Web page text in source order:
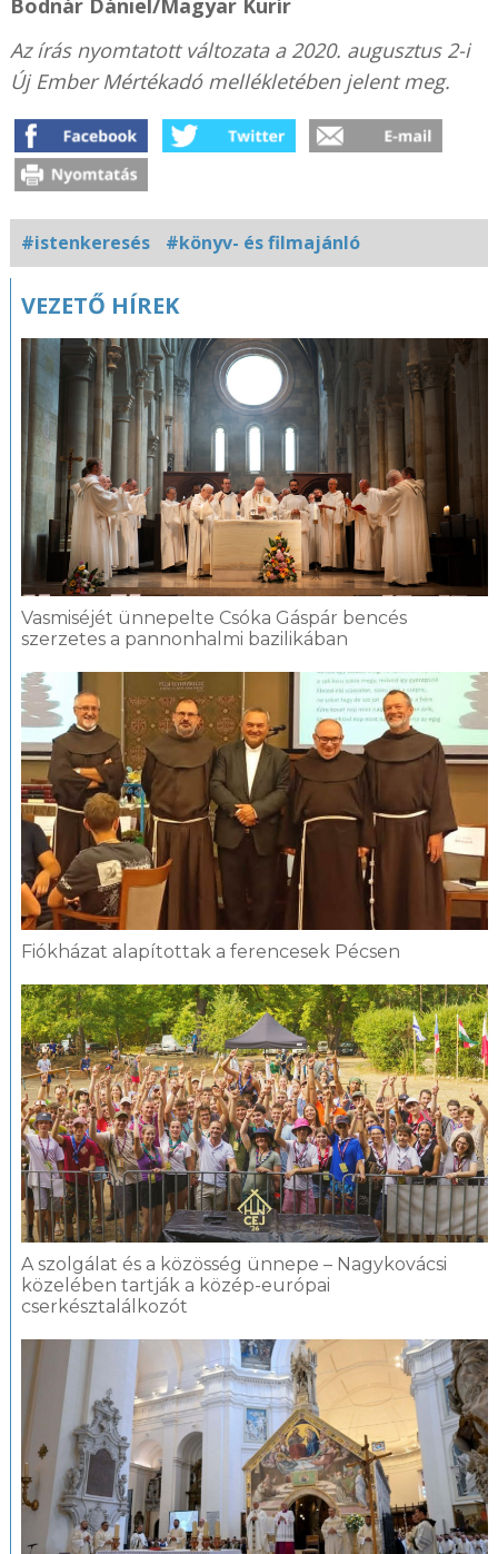
Bodnár Dániel/Magyar Kurír
Az írás nyomtatott változata a 2020. augusztus 2-i
Új Ember Mértékadó mellékletében jelent meg.
#istenkeresés #könyv- és filmajánló
Kapcsolódó
VEZETŐ HÍREK
Vasmiséjét ünnepelte Csóka Gáspár bencés
szerzetes a pannonhalmi bazilikában
Fiókházat alapítottak a ferencesek Pécsen
A szolgálat és a közösség ünnepe – Nagykovácsi
közelében tartják a közép-európai
cserkésztalálkozót